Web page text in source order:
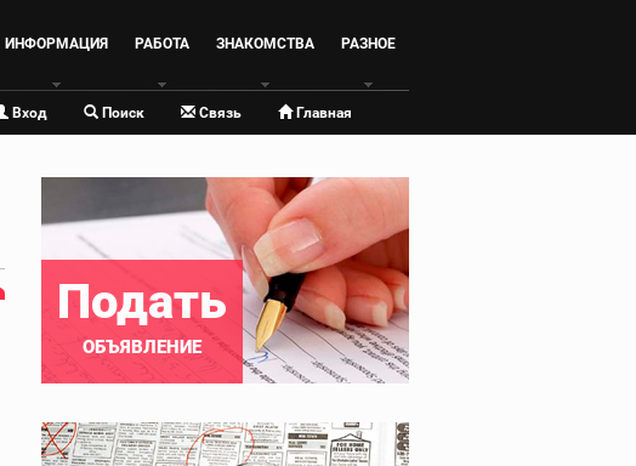
ИНФОРМАЦИЯ РАБОТА ЗНАКОМСТВА РАЗНОЕ
Вход Поиск Связь Главная
Подать
ОБЪЯВЛЕНИЕ